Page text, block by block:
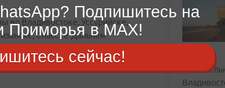
во Владивостоке, Уссурийске,
Спасске-Дальнем
Подпишитесь на
Приморья в MAX!
сейчас!